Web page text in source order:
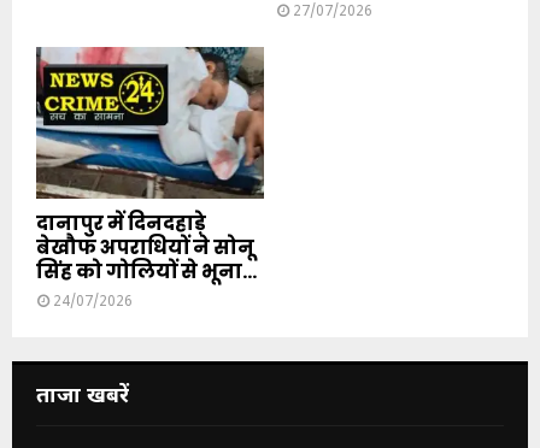
27/07/2026
दानापुर में दिनदहाड़े
बेखौफ अपराधियों ने सोनू
सिंह को गोलियों से भूना...
24/07/2026
ताजा खबरें